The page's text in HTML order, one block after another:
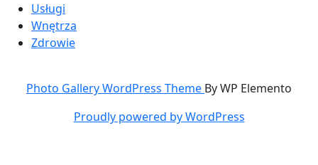
Usługi
Wnętrza
Zdrowie
Photo Gallery WordPress Theme By WP Elemento
Proudly powered by WordPress